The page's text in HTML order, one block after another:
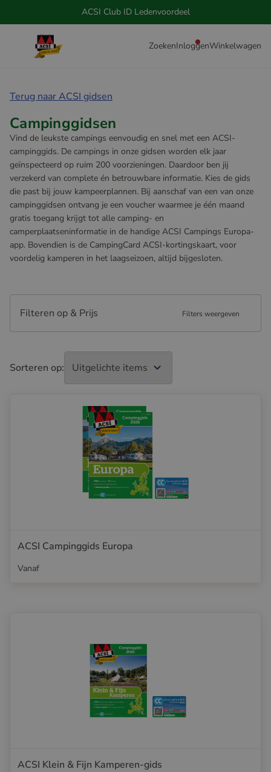
ACSI Club ID Ledenvoordeel
ZoekenInloggenWinkelwagen
Terug naar ACSI gidsen
Campinggidsen
Vind de leukste campings eenvoudig en snel met een ACSI-
campinggids. De campings in onze gidsen worden elk jaar
geïnspecteerd op ruim 200 voorzieningen. Daardoor ben jij
verzekerd van complete én betrouwbare informatie. Kies de gids
die past bij jouw kampeerplannen. Bij aanschaf van een van onze
campinggidsen ontvang je een voucher waarmee je één maand
gratis toegang krijgt tot alle camping- en
camperplaatseninformatie in de handige ACSI Campings Europa-
app. Bovendien is de CampingCard ACSI-kortingskaart, voor
voordelig kamperen in het laagseizoen, altijd bijgesloten.
Filteren op & Prijs Filters weergeven
Sorteren op:
ACSI Campinggids Europa
Vanaf
ACSI Klein & Fijn Kamperen-gids